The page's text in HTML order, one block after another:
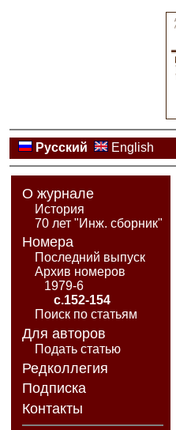
Русский English
О журнале
История
70 лет "Инж. сборник"
Номера
Последний выпуск
Архив номеров
1979-6
с.152-154
Поиск по статьям
Для авторов
Подать статью
Редколлегия
Подписка
Контакты